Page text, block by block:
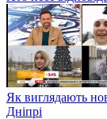
Як виглядають
Дніпрі